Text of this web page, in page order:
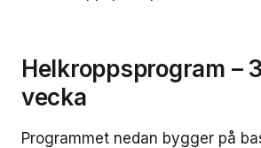
Helkroppsprogram –
vecka
Programmet nedan bygger på